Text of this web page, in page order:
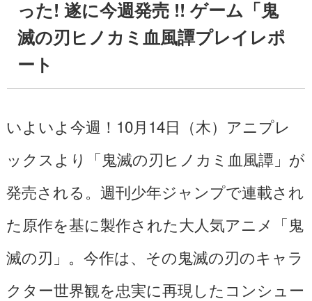
った! 遂に今週発売 !! ゲーム「鬼
滅の刃ヒノカミ血風譚プレイレポ
ート
いよいよ今週！10月14日（木）アニプレ
ックスより「鬼滅の刃ヒノカミ血風譚」が
発売される。週刊少年ジャンプで連載され
た原作を基に製作された大人気アニメ「鬼
滅の刃」。今作は、その鬼滅の刃のキャラ
クター世界観を忠実に再現したコンシュー